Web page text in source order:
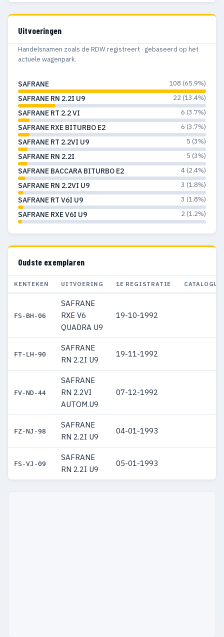
Uitvoeringen
Handelsnamen zoals de RDW registreert · gebaseerd op het
actuele wagenpark.
SAFRANE 108 (65.9%)
SAFRANE RN 2.2I U9 22 (13.4%)
SAFRANE RT 2.2 VI 6 (3.7%)
SAFRANE RXE BITURBO E2 6 (3.7%)
SAFRANE RT 2.2VI U9 5 (3%)
SAFRANE RN 2.2I 5 (3%)
SAFRANE BACCARA BITURBO E2 4 (2.4%)
SAFRANE RN 2.2VI U9 3 (1.8%)
SAFRANE RT V6I U9 3 (1.8%)
SAFRANE RXE V6I U9 2 (1.2%)
Oudste exemplaren
KENTEKEN UITVOERING 1E REGISTRATIE
FS-BH-06
SAFRANE
RXE V6
QUADRA U9
19-10-1992
FT-LH-90
SAFRANE
RN 2.2I U9
19-11-1992
FV-ND-44
SAFRANE
RN 2.2VI
AUTOM.U9
07-12-1992
FZ-NJ-98
SAFRANE
RN 2.2I U9
04-01-1993
FS-VJ-09
SAFRANE
RN 2.2I U9
05-01-1993